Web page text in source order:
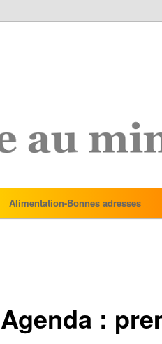
Alimentation-Bonnes adresses
Agenda :